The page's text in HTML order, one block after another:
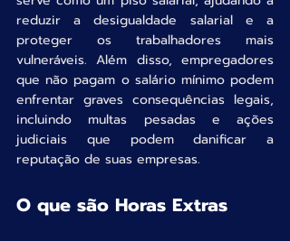
reduzir a desigualdade salarial e a
proteger os trabalhadores mais
vulneráveis. Além disso, empregadores
que não pagam o salário mínimo podem
enfrentar graves consequências legais,
incluindo multas pesadas e ações
judiciais que podem danificar a
reputação de suas empresas.
O que são Horas Extras